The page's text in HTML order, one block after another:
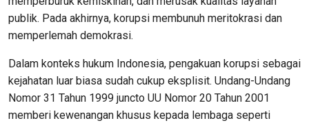
publik. Pada akhirnya, korupsi membunuh meritokrasi dan
memperlemah demokrasi.
Dalam konteks hukum Indonesia, pengakuan korupsi sebagai
kejahatan luar biasa sudah cukup eksplisit. Undang-Undang
Nomor 31 Tahun 1999 juncto UU Nomor 20 Tahun 2001
memberi kewenangan khusus kepada lembaga seperti